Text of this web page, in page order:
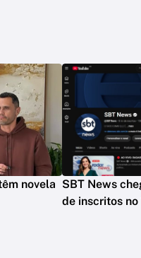
novela SBT News
de inscritos no